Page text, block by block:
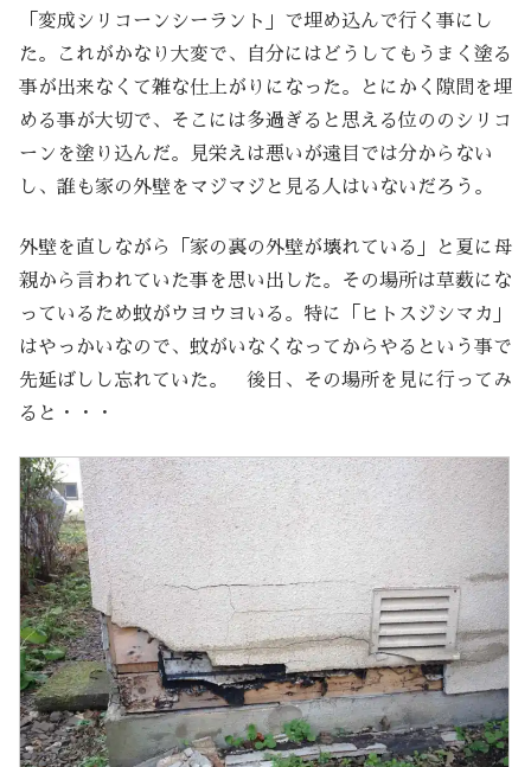
「変成シリコーンシーラント」で埋め込んで行く事にし
た。これがかなり大変で、自分にはどうしてもうまく塗る
事が出来なくて雑な仕上がりになった。とにかく隙間を埋
める事が大切で、そこには多過ぎると思える位ののシリコ
ーンを塗り込んだ。見栄えは悪いが遠目では分からない
し、誰も家の外壁をマジマジと見る人はいないだろう。
外壁を直しながら「家の裏の外壁が壊れている」と夏に母
親から言われていた事を思い出した。その場所は草薮にな
っているため蚊がウヨウヨいる。特に「ヒトスジシマカ」
はやっかいなので、蚊がいなくなってからやるという事で
先延ばしし忘れていた。 後日、その場所を見に行ってみ
ると・・・